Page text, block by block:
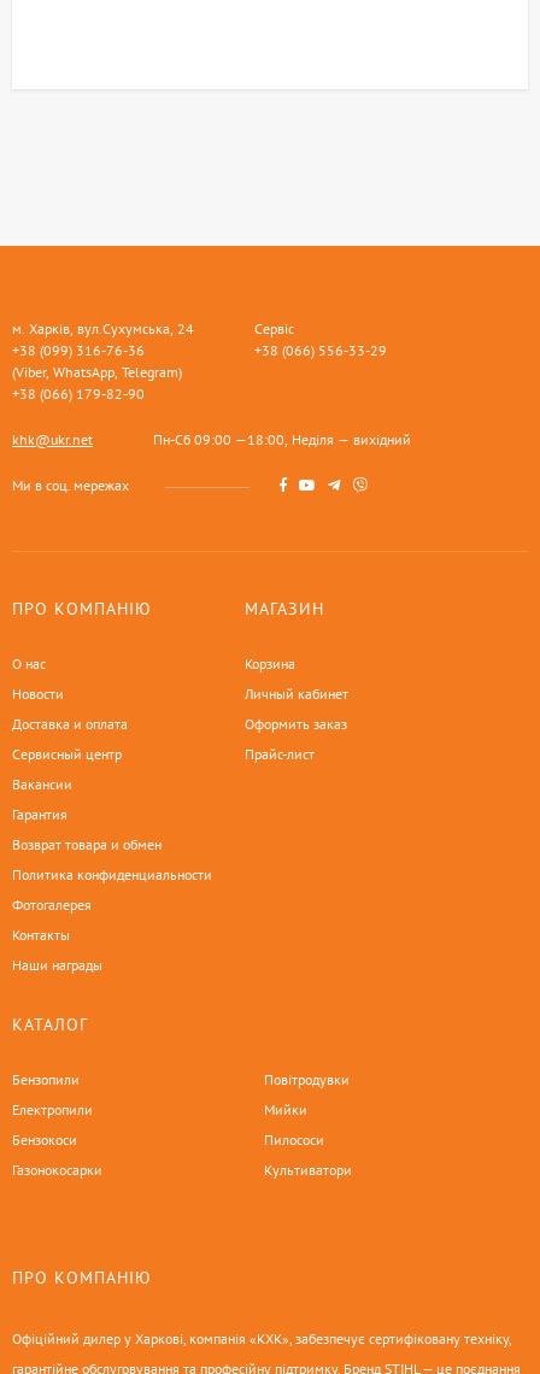
м. Харків, вул.Сухумська, 24
+38 (099) 316-76-36
(Viber, WhatsApp, Telegram)
+38 (066) 179-82-90
Сервіс
+38 (066) 556-33-29
khk@ukr.net Пн-Сб 09:00 —18:00, Неділя — вихідний
Ми в соц. мережах
ПРО КОМПАНІЮ
О нас
Новости
Доставка и оплата
Сервисный центр
Вакансии
Гарантия
Возврат товара и обмен
Политика конфиденциальности
Фотогалерея
Контакты
Наши награды
МАГАЗИН
Корзина
Личный кабинет
Оформить заказ
Прайс-лист
КАТАЛОГ
Бензопили
Електропили
Бензокоси
Газонокосарки
Повітродувки
Мийки
Пилососи
Культиватори
ПРО КОМПАНІЮ
Офіційний дилер у Харкові, компанія «КХК», забезпечує сертифіковану техніку,
гарантійне обслуговування та професійну підтримку. Бренд STIHL — це поєднання